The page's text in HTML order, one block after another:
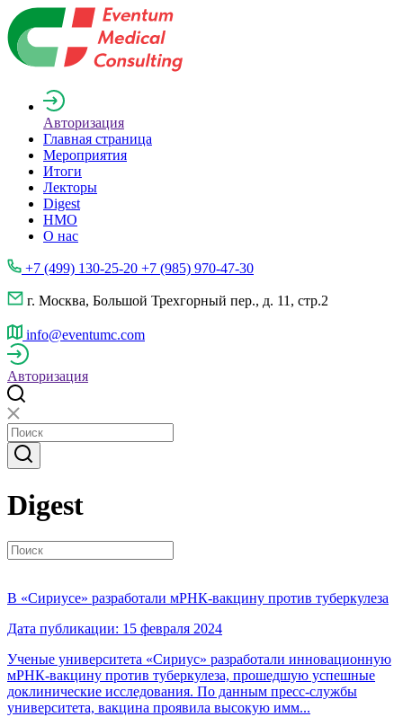
Авторизация
Главная страница
Мероприятия
Итоги
Лекторы
Digest
НМО
О нас
+7 (499) 130-25-20 +7 (985) 970-47-30
г. Москва, Большой Трехгорный пер., д. 11, стр.2
info@eventumc.com
Авторизация
Digest
В «Сириусе» разработали мРНК-вакцину против туберкулеза
Дата публикации: 15 февраля 2024
Ученые университета «Сириус» разработали инновационную
мРНК-вакцину против туберкулеза, прошедшую успешные
доклинические исследования. По данным пресс-службы
университета, вакцина проявила высокую имм...